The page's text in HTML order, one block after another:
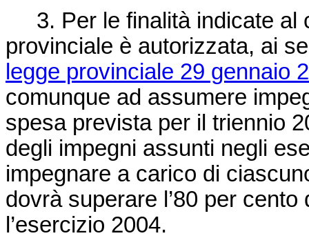
3. Per le finalità indicate al
provinciale è autorizzata, ai
legge provinciale 29 gennaio
comunque ad assumere
spesa prevista per il triennio
degli impegni assunti negli
impegnare a carico di
dovrà superare l’80 per
l’esercizio 2004.